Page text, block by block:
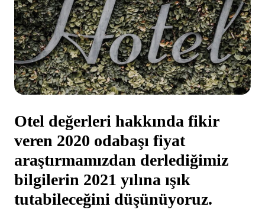
Otel değerleri hakkında fikir
veren 2020 odabaşı fiyat
araştırmamızdan derlediğimiz
bilgilerin 2021 yılına ışık
tutabileceğini düşünüyoruz.